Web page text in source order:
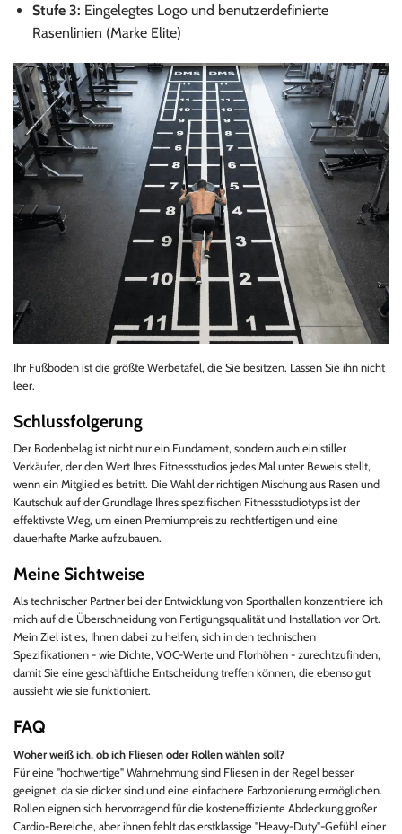
Stufe 3: Eingelegtes Logo und benutzerdefinierte
Rasenlinien (Marke Elite)
Ihr Fußboden ist die größte Werbetafel, die Sie besitzen. Lassen Sie ihn nicht
leer.
Schlussfolgerung
Der Bodenbelag ist nicht nur ein Fundament, sondern auch ein stiller
Verkäufer, der den Wert Ihres Fitnessstudios jedes Mal unter Beweis stellt,
wenn ein Mitglied es betritt. Die Wahl der richtigen Mischung aus Rasen und
Kautschuk auf der Grundlage Ihres spezifischen Fitnessstudiotyps ist der
effektivste Weg, um einen Premiumpreis zu rechtfertigen und eine
dauerhafte Marke aufzubauen.
Meine Sichtweise
Als technischer Partner bei der Entwicklung von Sporthallen konzentriere ich
mich auf die Überschneidung von Fertigungsqualität und Installation vor Ort.
Mein Ziel ist es, Ihnen dabei zu helfen, sich in den technischen
Spezifikationen - wie Dichte, VOC-Werte und Florhöhen - zurechtzufinden,
damit Sie eine geschäftliche Entscheidung treffen können, die ebenso gut
aussieht wie sie funktioniert.
FAQ
Woher weiß ich, ob ich Fliesen oder Rollen wählen soll?
Für eine "hochwertige" Wahrnehmung sind Fliesen in der Regel besser
geeignet, da sie dicker sind und eine einfachere Farbzonierung ermöglichen.
Rollen eignen sich hervorragend für die kosteneffiziente Abdeckung großer
Cardio-Bereiche, aber ihnen fehlt das erstklassige "Heavy-Duty"-Gefühl einer